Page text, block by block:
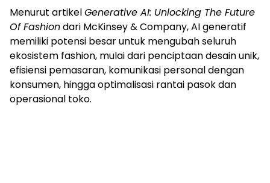
Menurut artikelGenerative AI: Unlocking The Future
Of Fashiondari McKinsey & Company, AI generatif
memiliki potensi besar untuk mengubah seluruh
ekosistem fashion, mulai dari penciptaan desain unik,
efisiensi pemasaran, komunikasi personal dengan
konsumen, hingga optimalisasi rantai pasok dan
operasional toko.